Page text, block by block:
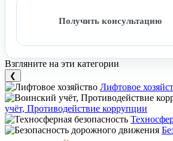
Получить консультацию
Взгляните на эти категории
❮
Лифтовое
учёт, Противодействие коррупции